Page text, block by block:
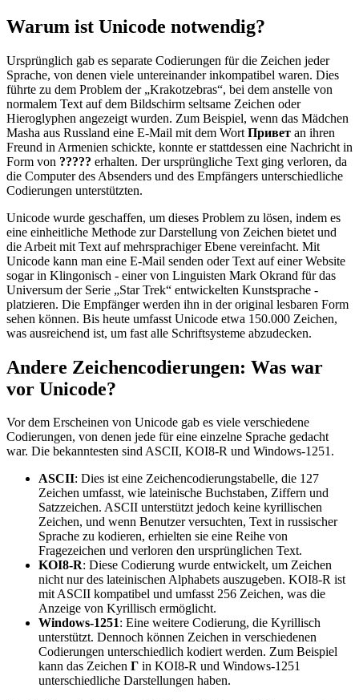
Warum ist Unicode notwendig?
Ursprünglich gab es separate Codierungen für die Zeichen jeder
Sprache, von denen viele untereinander inkompatibel waren. Dies
führte zu dem Problem der „Krakotzebras“, bei dem anstelle von
normalem Text auf dem Bildschirm seltsame Zeichen oder
Hieroglyphen angezeigt wurden. Zum Beispiel, wenn das Mädchen
Masha aus Russland eine E-Mail mit dem Wort Привет an ihren
Freund in Armenien schickte, konnte er stattdessen eine Nachricht in
Form von ????? erhalten. Der ursprüngliche Text ging verloren, da
die Computer des Absenders und des Empfängers unterschiedliche
Codierungen unterstützten.
Unicode wurde geschaffen, um dieses Problem zu lösen, indem es
eine einheitliche Methode zur Darstellung von Zeichen bietet und
die Arbeit mit Text auf mehrsprachiger Ebene vereinfacht. Mit
Unicode kann man eine E-Mail senden oder Text auf einer Website
sogar in Klingonisch - einer von Linguisten Mark Okrand für das
Universum der Serie „Star Trek“ entwickelten Kunstsprache -
platzieren. Die Empfänger werden ihn in der original lesbaren Form
sehen können. Bis heute umfasst Unicode etwa 150.000 Zeichen,
was ausreichend ist, um fast alle Schriftsysteme abzudecken.
Andere Zeichencodierungen: Was war
vor Unicode?
Vor dem Erscheinen von Unicode gab es viele verschiedene
Codierungen, von denen jede für eine einzelne Sprache gedacht
war. Die bekanntesten sind ASCII, KOI8-R und Windows-1251.
ASCII: Dies ist eine Zeichencodierungstabelle, die 127
Zeichen umfasst, wie lateinische Buchstaben, Ziffern und
Satzzeichen. ASCII unterstützt jedoch keine kyrillischen
Zeichen, und wenn Benutzer versuchten, Text in russischer
Sprache zu kodieren, erhielten sie eine Reihe von
Fragezeichen und verloren den ursprünglichen Text.
KOI8-R: Diese Codierung wurde entwickelt, um Zeichen
nicht nur des lateinischen Alphabets auszugeben. KOI8-R ist
mit ASCII kompatibel und umfasst 256 Zeichen, was die
Anzeige von Kyrillisch ermöglicht.
Windows-1251: Eine weitere Codierung, die Kyrillisch
unterstützt. Dennoch können Zeichen in verschiedenen
Codierungen unterschiedlich kodiert werden. Zum Beispiel
kann das Zeichen Г in KOI8-R und Windows-1251
unterschiedliche Darstellungen haben.